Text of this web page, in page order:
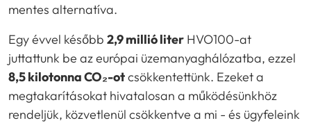
mentes alternatíva.
Egy évvel később 2,9 millió liter HVO100-at
juttattunk be az európai üzemanyaghálózatba, ezzel
8,5 kilotonna CO₂-otcsökkentettünk. Ezeket a
megtakarításokat hivatalosan a működésünkhöz
rendeljük, közvetlenül csökkentve a mi - és ügyfeleink